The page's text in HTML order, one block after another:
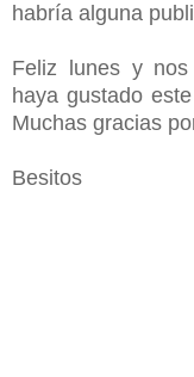
habría alguna
Feliz lunes y
haya gustado
Muchas gracias
Besitos